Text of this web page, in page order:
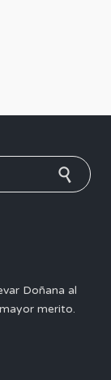
Doñana al
merito.